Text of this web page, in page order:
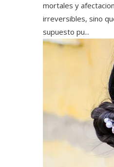
mortales y
irreversibles, sino
supuesto pu...